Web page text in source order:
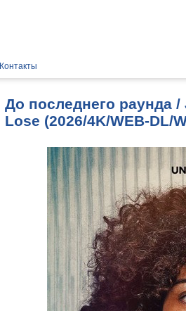
Контакты
До последнего раунда
Lose (2026/4K/WEB-DL/